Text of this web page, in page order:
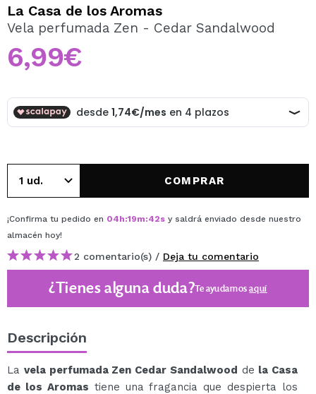
Al crear una cuenta en Maquillalia.com podrás realizar
tus compras rápidamente, revisar el estado de tus
pedidos y consultar tus operaciones anteriores.
CREAR CUENTA
La Casa de los Aromas
Vela perfumada Zen - Cedar Sandalwood
6,99€
COMPRAR
¡Confirma tu pedido en 04h:19m:42s y saldrá enviado desde nuestro
almacén hoy!
2 comentario(s) / Deja tu comentario
¿Tienes alguna duda?Te ayudamosaquí
Descripción
La vela perfumada Zen Cedar Sandalwood de la Casa
de los Aromas tiene una fragancia que despierta los